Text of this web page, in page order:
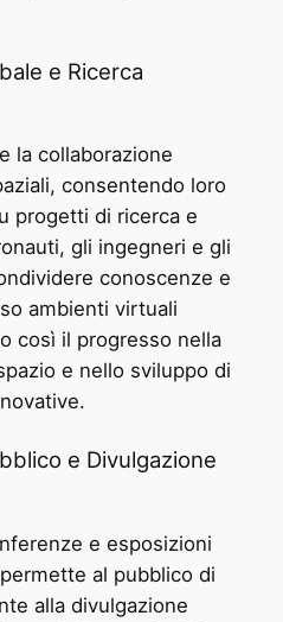
e Ricerca
la collaborazione
consentendo loro
progetti di ricerca e
gli ingegneri e gli
conoscenze e
ambienti virtuali
così il progresso nella
e nello sviluppo di
e Divulgazione
e esposizioni
al pubblico di
alla divulgazione